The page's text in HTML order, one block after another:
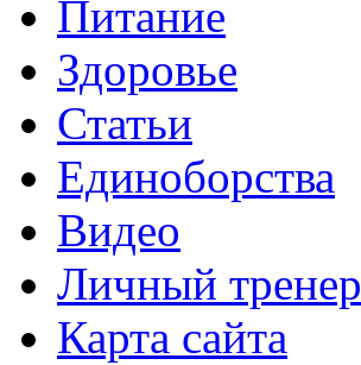
Питание
Здоровье
Статьи
Единоборства
Видео
Личный тренер
Карта сайта